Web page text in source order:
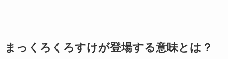
まっくろくろすけが登場する意味とは？